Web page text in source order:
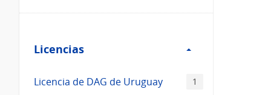
Licencias
Licencias
Licencia de DAG de Uruguay 1